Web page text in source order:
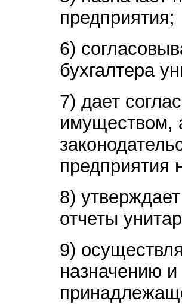
предприятия;
6)
бухгалтера
7) дает
имуществом,
предприятия
8)
отчеты
9)
назначению